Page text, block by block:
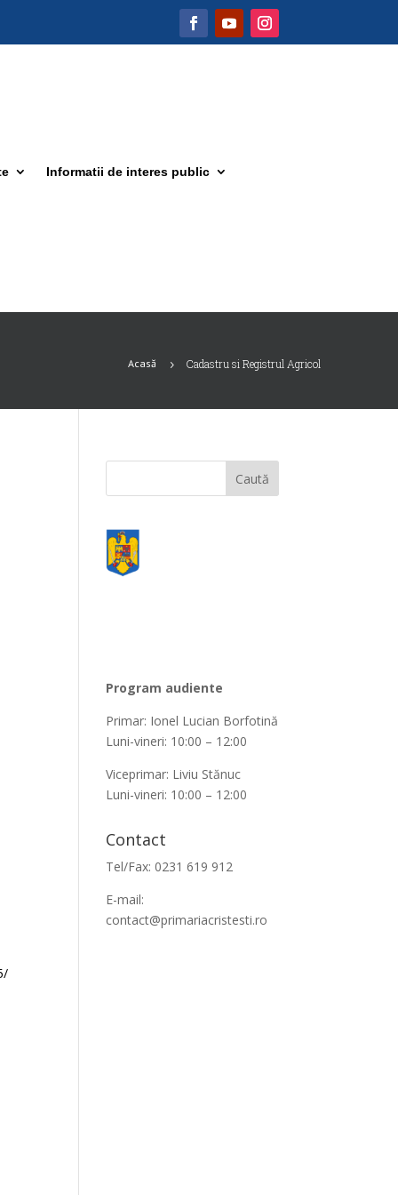
Informatii de interes public
Acasă 5 Cadastru si Registrul Agricol
Program audiente
Primar: Ionel Lucian Borfotină
Luni-vineri: 10:00 – 12:00
Viceprimar: Liviu Stănuc
Luni-vineri: 10:00 – 12:00
Contact
Tel/Fax: 0231 619 912
E-mail:
contact@primariacristesti.ro